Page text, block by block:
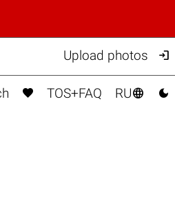
Upload photos 
 TOS+FAQ RU 